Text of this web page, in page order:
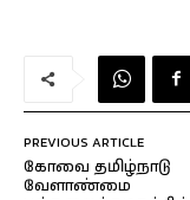
PREVIOUS ARTICLE
கோவை தமிழ்நாடு
வேளாண்மை